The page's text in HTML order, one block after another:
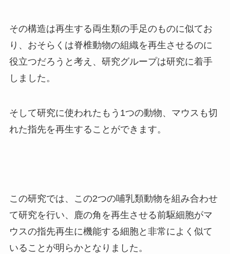
その構造は再生する両生類の手足のものに似てお
り、おそらくは脊椎動物の組織を再生させるのに
役立つだろうと考え、研究グループは研究に着手
しました。
そして研究に使われたもう1つの動物、マウスも切
れた指先を再生することができます。
この研究では、この2つの哺乳類動物を組み合わせ
て研究を行い、鹿の角を再生させる前駆細胞がマ
ウスの指先再生に機能する細胞と非常によく似て
いることが明らかとなりました。